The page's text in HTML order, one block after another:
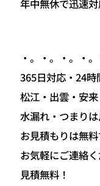
年中無休で迅速
・。・。・。・
365日対応・24時
松江・出雲・安
水漏れ・つまり
お見積もりは無料
お気軽にご連絡く
見積無料！